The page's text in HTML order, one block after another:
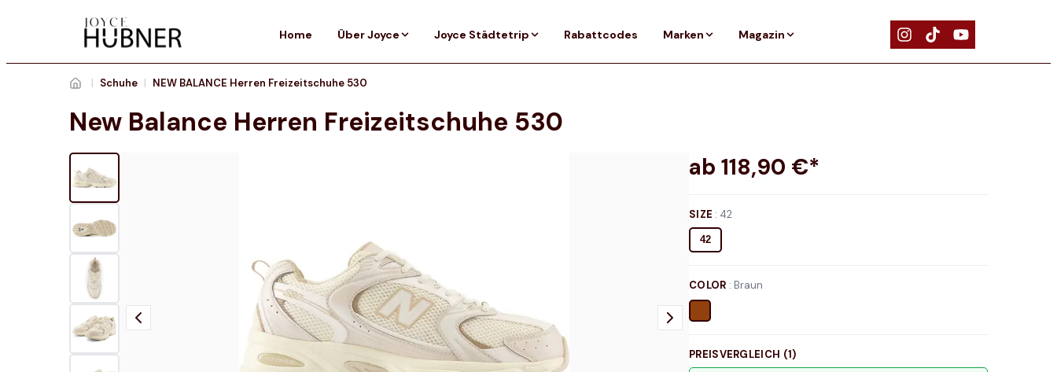
Home Über Joyce Joyce Städtetrip Rabattcodes Marken Magazin
| Schuhe | NEW BALANCE Herren Freizeitschuhe 530
New Balance Herren Freizeitschuhe 530
ab 118,90 €*
SIZE : 42
42
COLOR : Braun
PREISVERGLEICH (1)